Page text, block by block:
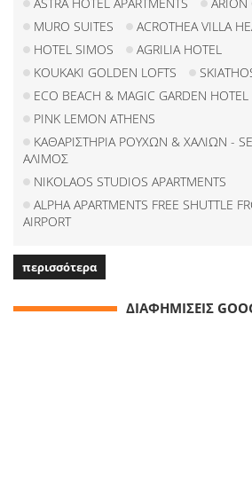
MURO SUITES
ACROTHEA VILLA
HOTEL SIMOS
AGRILIA HOTEL
KOUKAKI GOLDEN LOFTS
ECO BEACH & MAGIC GARDEN HOTEL
PINK LEMON ATHENS
ΚΑΘΑΡΙΣΤΗΡΙΑ ΡΟΥΧΩΝ & ΧΑΛΙΩΝ -
ΑΛΙΜΟΣ
NIKOLAOS STUDIOS APARTMENTS
ALPHA APARTMENTS FREE SHUTTLE
AIRPORT
περισσότερα
ΔΙΑΦΗΜΙΣΕΙΣ